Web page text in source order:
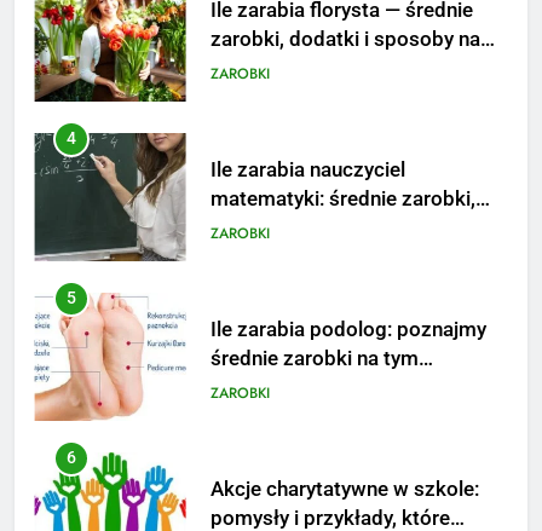
Ile zarabia nauczyciel
matematyki: średnie zarobki,
dodatki i perspektywy
ZAROBKI
5
Ile zarabia podolog: poznajmy
średnie zarobki na tym
stanowisku
ZAROBKI
6
Akcje charytatywne w szkole:
pomysły i przykłady, które
zainspirują
ZAROBKI
7
Jak przygotować się finansowo
na narodziny dziecka: ile to